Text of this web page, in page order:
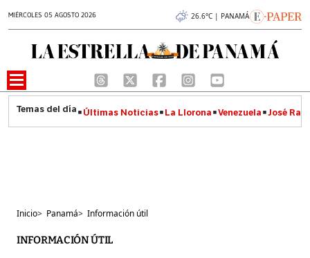
MIÉRCOLES 05 AGOSTO 2026 26.6°C | PANAMÁ
Últimas Noticias La Llorona Venezuela José
Inicio> Panamá> Información útil
INFORMACIÓN ÚTIL